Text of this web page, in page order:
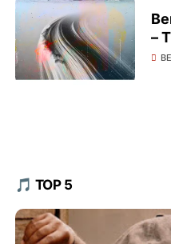
–
🎵 TOP 5